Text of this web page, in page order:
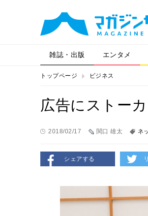
雑誌・出版 エンタメ
トップページ ビジネス
広告にストー
2018/02/17 関口 雄太 ネ
シェアする